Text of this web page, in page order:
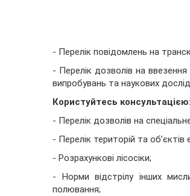
- Перелік повідомлень на
- Перелік дозволів на
випробувань та наукових
Користуйтесь консультацією:
- Перелік дозволів на
- Перелік територій та об’єктів
- Розрахункові лісосіки;
- Норми відстрілу інших
полювання;